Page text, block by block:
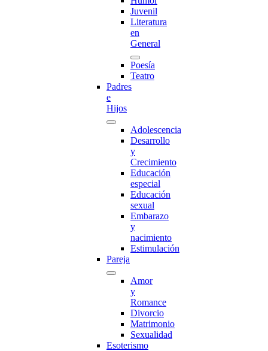
Juvenil
Literatura
en
General
Poesía
Teatro
Padres
e
Hijos
Adolescencia
Desarrollo
y
Crecimiento
Educación
especial
Educación
sexual
Embarazo
y
nacimiento
Estimulación
Pareja
Amor
y
Romance
Divorcio
Matrimonio
Sexualidad
Esoterismo